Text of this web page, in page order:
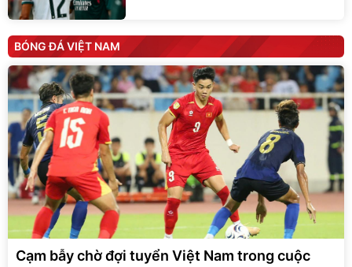
BÓNG ĐÁ VIỆT NAM
Cạm bẫy chờ đợi tuyển Việt Nam trong cuộc